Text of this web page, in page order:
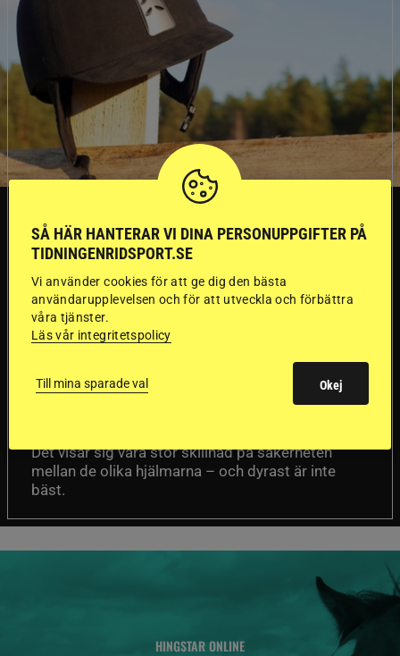
Dyraste
ridhjälmarna blev
sämst i test
Stort test av ridhjälmar
Det visar sig vara stor skillnad på säkerheten
mellan de olika hjälmarna – och dyrast är inte
bäst.
HINGSTAR ONLINE
SÅ HÄR HANTERAR VI DINA PERSONUPPGIFTER PÅ
TIDNINGENRIDSPORT.SE
Vi använder cookies för att ge dig den bästa
användarupplevelsen och för att utveckla och förbättra
våra tjänster.
Läs vår integritetspolicy
Till mina sparade val Okej